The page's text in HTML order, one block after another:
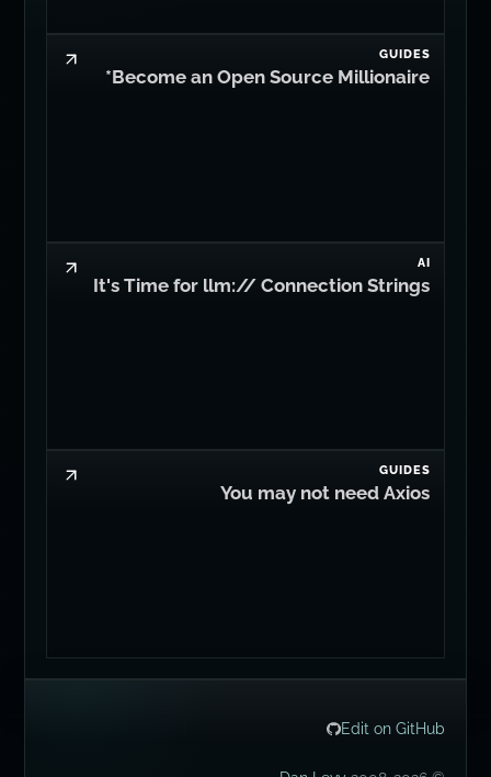
GUIDES
Become an Open Source Millionaire*
AI
It's Time for llm:// Connection Strings
GUIDES
You may not need Axios
Edit on GitHub